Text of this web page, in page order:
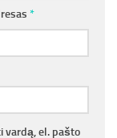
*
vardą, el. pašto